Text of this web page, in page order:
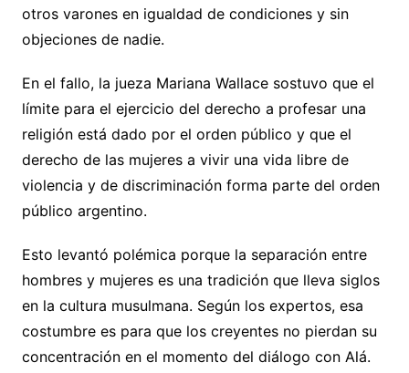
otros varones en igualdad de condiciones y sin
objeciones de nadie.
En el fallo, la jueza Mariana Wallace sostuvo que el
límite para el ejercicio del derecho a profesar una
religión está dado por el orden público y que el
derecho de las mujeres a vivir una vida libre de
violencia y de discriminación forma parte del orden
público argentino.
Esto levantó polémica porque la separación entre
hombres y mujeres es una tradición que lleva siglos
en la cultura musulmana. Según los expertos, esa
costumbre es para que los creyentes no pierdan su
concentración en el momento del diálogo con Alá.